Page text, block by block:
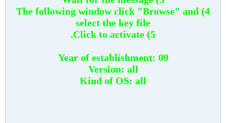
4) The following window click "Browse" and
select the key file
5) Click to activate.
Year of establishment: 09
Version: all
Kind of OS: all